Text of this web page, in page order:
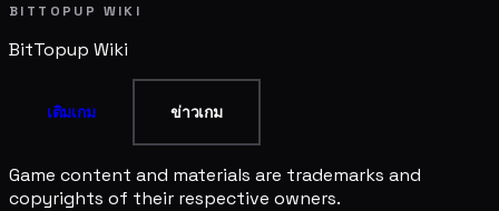
BITTOPUP WIKI
BitTopup Wiki
เติมเกม ข่าวเกม
Game content and materials are trademarks and
copyrights of their respective owners.